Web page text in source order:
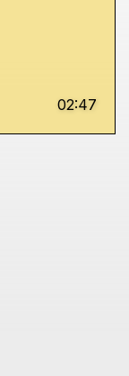
02:47